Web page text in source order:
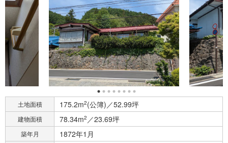
土地面積 175.2m2(公簿)／52.99坪
建物面積 78.34m2 ／23.69坪
築年月 1872年1月